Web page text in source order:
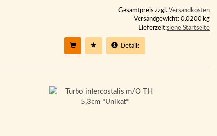
Gesamtpreis zzgl. Versandkosten
Versandgewicht: 0.0200 kg
Lieferzeit:siehe Startseite
Details